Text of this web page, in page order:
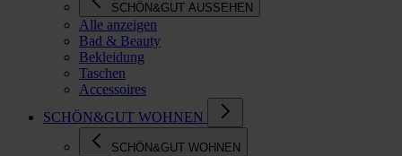
SCHÖN&GUT AUSSEHEN
Alle anzeigen
Bad & Beauty
Bekleidung
Taschen
Accessoires
SCHÖN&GUT WOHNEN
SCHÖN&GUT WOHNEN